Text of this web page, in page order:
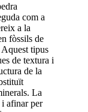
com a
a la
fòssils de
tipus
de textura i
de la
La
afinar per